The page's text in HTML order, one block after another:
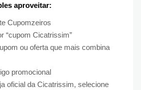
aproveitar:
Cupomzeiros
“cupom Cicatrissim”
ou oferta que mais combina
promocional
oficial da Cicatrissim, selecione